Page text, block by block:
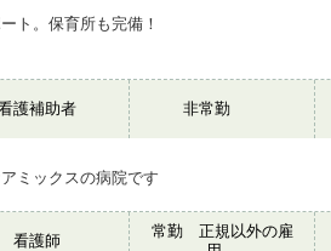
ト。保育所も完備！
護補助者 非常勤
ミックスの病院です
看護師
常勤 正規以外の雇